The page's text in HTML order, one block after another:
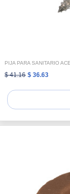
PIJA PARA SANITARIO
$ 41.16 $ 36.63